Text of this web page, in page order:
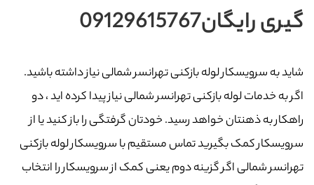
گیری رایگان09129615767
شاید به سرویسکار لوله بازکنی تهرانسر شمالی نیاز داشته باشید.
اگر به خدمات لوله بازکنی تهرانسر شمالی نیاز پیدا کرده اید ، دو
راهکار به ذهنتان خواهد رسید. خودتان گرفتگی را باز کنید یا از
سرویسکار کمک بگیرید تماس مستقیم با سرویسکار لوله بازکنی
تهرانسر شمالی اگر گزینه دوم یعنی کمک از سرویسکار را انتخاب